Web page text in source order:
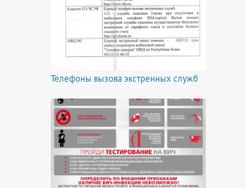
Телефоны вызова экстренных служб